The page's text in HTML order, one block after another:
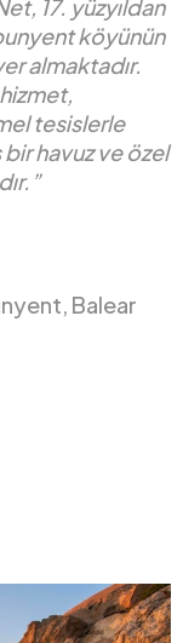
17. yüzyıldan
köyünün
almaktadır.
tesislerle
havuz ve özel
Balear